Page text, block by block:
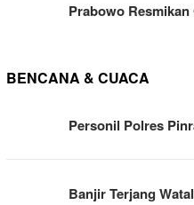
Prabowo
BENCANA & CUACA
Personil Polres
Banjir Terjang